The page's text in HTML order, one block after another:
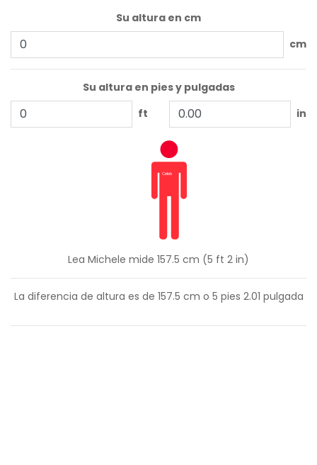
Su altura en cm
cm
Su altura en pies y pulgadas
ft
in
Lea Michele mide 157.5 cm (5 ft 2 in)
La diferencia de altura es de 157.5 cm o 5 pies 2.01 pulgada